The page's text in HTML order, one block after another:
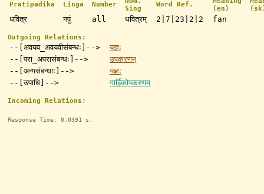
Pratipadika
Linga Number
Sing
Word Ref.
(en)
धवित्र नपुं all धवित्रम् 2|7|23|2|2 fan
Outgoing Relations:
--[अवयव_अवयवीसंबन्धः]-->
यज्ञः
--[परा_अपरासंबन्धः]-->
उपकरणम्
--[अन्यसंबन्धाः]-->
यज्ञः
--[उपाधि]-->
गार्हिकोपकरणम्
Incoming Relations:
Response Time: 0.0391 s.